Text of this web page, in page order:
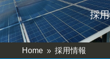
採
Home 9 採用情報